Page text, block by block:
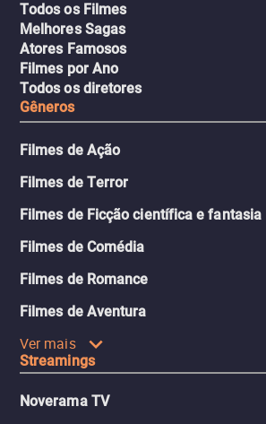
Todos os Filmes
Melhores Sagas
Atores Famosos
Filmes por Ano
Todos os diretores
Gêneros
Filmes de Ação
Filmes de Terror
Filmes de Ficção científica e fantasia
Filmes de Comédia
Filmes de Romance
Filmes de Aventura
Ver mais
Streamings
Noverama TV